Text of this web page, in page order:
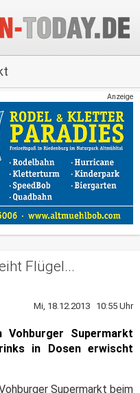
Anzeige
Flügel...
Mi, 18.12.2013 10:55 Uhr
Vohburger Supermarkt
in Dosen erwischt
Supermarkt beim